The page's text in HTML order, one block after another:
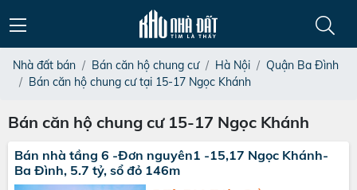
Nhà đất bán Bán căn hộ chung cư Hà Nội
Quận Ba Đình
Bán căn hộ chung cư tại 15-17 Ngọc Khánh
Bán căn hộ chung cư 15-17 Ngọc Khánh
Bán nhà tầng 6 -Đơn nguyên1 -15,17 Ngọc Khánh-
Ba Đình, 5.7 tỷ, sổ đỏ 146m